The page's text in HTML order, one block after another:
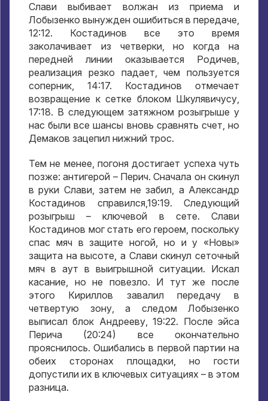
Слави выбивает волжан из приема и
Лобызенко вынужден ошибиться в передаче,
12:12. Костадинов все это время
заколачивает из четверки, но когда на
передней линии оказывается Родичев,
реализация резко падает, чем пользуется
соперник, 14:17. Костадинов отмечает
возвращение к сетке блоком Шкулявичусу,
17:18. В следующем затяжном розыгрыше у
нас были все шансы вновь сравнять счет, но
Демаков зацепил нижний трос.
Тем не менее, погоня достигает успеха чуть
позже: антигерой – Перич. Сначала он скинул
в руки Слави, затем не забил, а Александр
Костадинов справился,19:19. Следующий
розыгрыш – ключевой в сете. Слави
Костадинов мог стать его героем, поскольку
спас мяч в защите ногой, но и у «Новы»
защита на высоте, а Слави скинул сеточный
мяч в аут в выигрышной ситуации. Искал
касание, но не повезло. И тут же после
этого Кириллов завалил передачу в
четвертую зону, а следом Лобызенко
выписал блок Андрееву, 19:22. После эйса
Перича (20:24) все окончательно
прояснилось. Ошибались в первой партии на
обеих сторонах площадки, но гости
допустили их в ключевых ситуациях – в этом
разница.